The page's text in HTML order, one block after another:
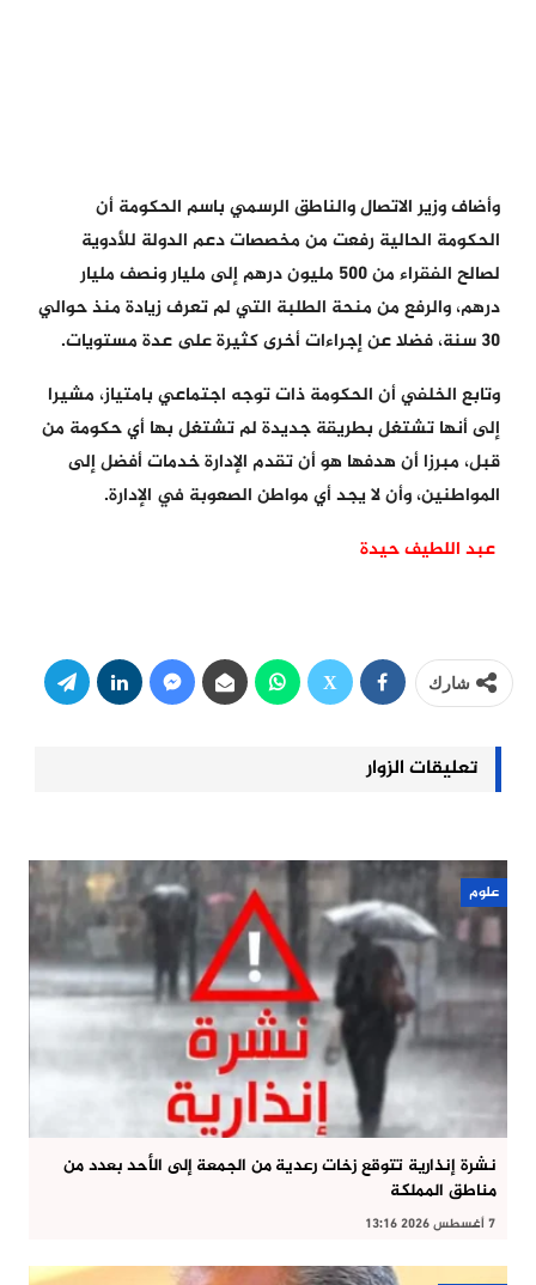
وأضاف وزير الاتصال والناطق الرسمي باسم الحكومة أن
الحكومة الحالية رفعت من مخصصات دعم الدولة للأدوية
لصالح الفقراء من 500 مليون درهم إلى مليار ونصف مليار
درهم، والرفع من منحة الطلبة التي لم تعرف زيادة منذ حوالي
30 سنة، فضلا عن إجراءات أخرى كثيرة على عدة مستويات.
وتابع الخلفي أن الحكومة ذات توجه اجتماعي بامتياز، مشيرا
إلى أنها تشتغل بطريقة جديدة لم تشتغل بها أي حكومة من
قبل، مبرزا أن هدفها هو أن تقدم الإدارة خدمات أفضل إلى
المواطنين، وأن لا يجد أي مواطن الصعوبة في الإدارة.
عبد اللطيف حيدة
شارك
تعليقات الزوار
علوم
نشرة إنذارية تتوقع زخات رعدية من الجمعة إلى الأحد بعدد من
مناطق المملكة
7 أغسطس 2026 13:16